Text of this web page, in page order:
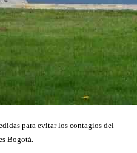
para evitar los contagios del
Bogotá.